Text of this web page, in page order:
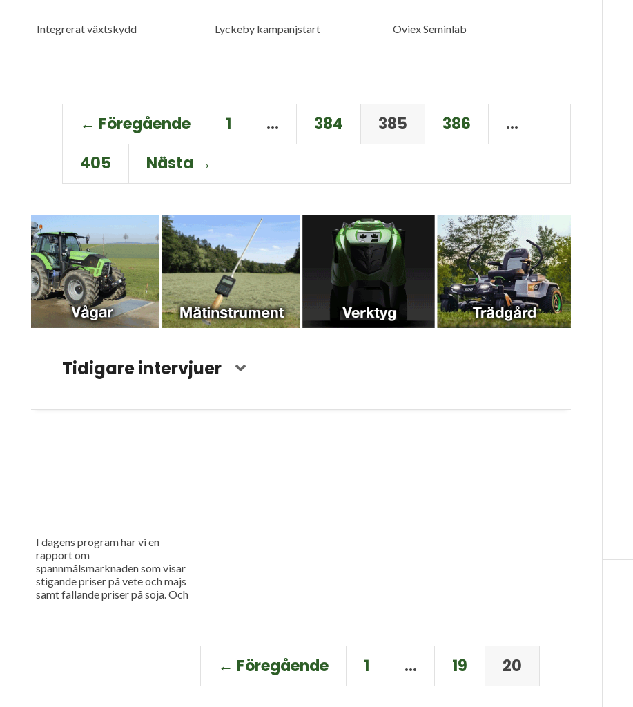
Integrerat växtskydd Lyckeby kampanjstart Oviex Seminlab
← Föregående 1 … 384 385 386
…
405
Nästa →
Tidigare intervjuer
I dagens program har vi en
rapport om
spannmålsmarknaden som visar
stigande priser på vete och majs
samt fallande priser på soja. Och
← Föregående 1 … 19 20